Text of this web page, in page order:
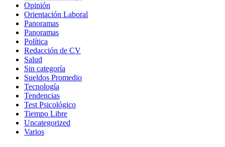
Opinión
Orientación Laboral
Panoramas
Panoramas
Política
Redacción de CV
Salud
Sin categoría
Sueldos Promedio
Tecnología
Tendencias
Test Psicológico
Tiempo Libre
Uncategorized
Varios